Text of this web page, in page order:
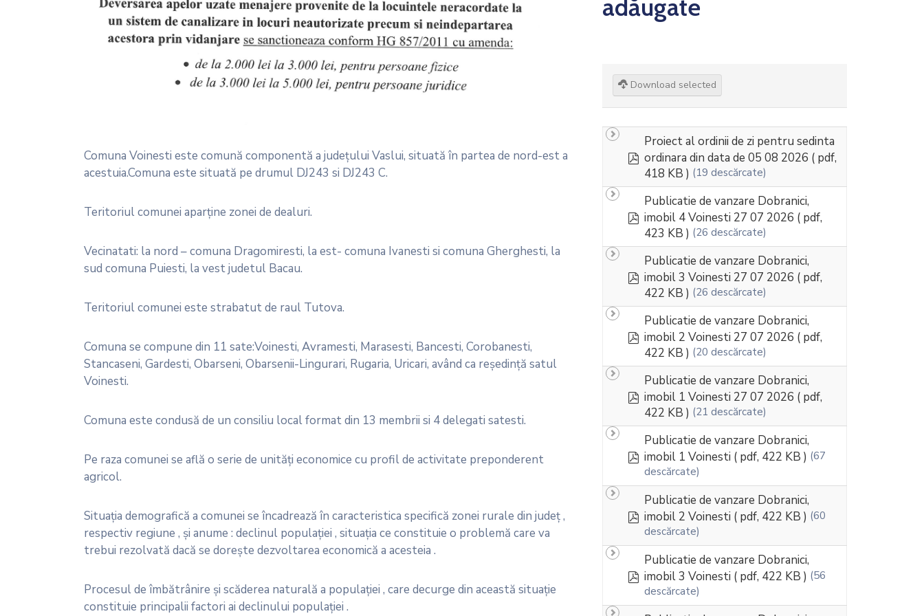
Comuna Voinesti este comună componentă a judeţului Vaslui, situată în partea de nord-est a
acestuia.Comuna este situată pe drumul DJ243 si DJ243 C.
Teritoriul comunei aparţine zonei de dealuri.
Vecinatati: la nord – comuna Dragomiresti, la est- comuna Ivanesti si comuna Gherghesti, la
sud comuna Puiesti, la vest judetul Bacau.
Teritoriul comunei este strabatut de raul Tutova.
Comuna se compune din 11 sate:Voinesti, Avramesti, Marasesti, Bancesti, Corobanesti,
Stancaseni, Gardesti, Obarseni, Obarsenii-Lingurari, Rugaria, Uricari, având ca reşedinţă satul
Voinesti.
Comuna este condusă de un consiliu local format din 13 membrii si 4 delegati satesti.
Pe raza comunei se află o serie de unităţi economice cu profil de activitate preponderent
agricol.
Situaţia demografică a comunei se încadrează în caracteristica specifică zonei rurale din judeţ ,
respectiv regiune , şi anume : declinul populaţiei , situaţia ce constituie o problemă care va
trebui rezolvată dacă se doreşte dezvoltarea economică a acesteia .
Procesul de îmbătrânire şi scăderea naturală a populaţiei , care decurge din această situaţie
constituie principalii factori ai declinului populaţiei .
adăugate
Download selected
pdf
Proiect al ordinii de zi pentru sedinta
ordinara din data de 05 08 2026 ( pdf,
418 KB ) (19 descărcate)
pdf
Publicatie de vanzare Dobranici,
imobil 4 Voinesti 27 07 2026 ( pdf,
423 KB ) (26 descărcate)
pdf
Publicatie de vanzare Dobranici,
imobil 3 Voinesti 27 07 2026 ( pdf,
422 KB ) (26 descărcate)
pdf
Publicatie de vanzare Dobranici,
imobil 2 Voinesti 27 07 2026 ( pdf,
422 KB ) (20 descărcate)
pdf
Publicatie de vanzare Dobranici,
imobil 1 Voinesti 27 07 2026 ( pdf,
422 KB ) (21 descărcate)
pdf
Publicatie de vanzare Dobranici,
imobil 1 Voinesti ( pdf, 422 KB ) (67
descărcate)
pdf
Publicatie de vanzare Dobranici,
imobil 2 Voinesti ( pdf, 422 KB ) (60
descărcate)
pdf
Publicatie de vanzare Dobranici,
imobil 3 Voinesti ( pdf, 422 KB ) (56
descărcate)